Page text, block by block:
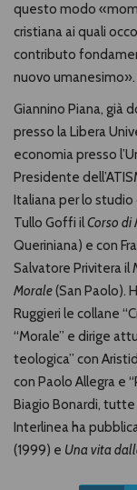
questo modo
cristiana ai quali
contributo
nuovo umanesimo».
Giannino Piana, già
presso la Libera
economia presso
Presidente
Italiana per lo
Tullo Goffi ilCorso di
Queriniana) e con
Salvatore Privitera il
Morale(San Paolo).
Ruggieri le collane
“Morale” e dirige
teologica” con
con Paolo Allegra e
Biagio Bonardi,
Interlinea ha
(1999) e Una vita